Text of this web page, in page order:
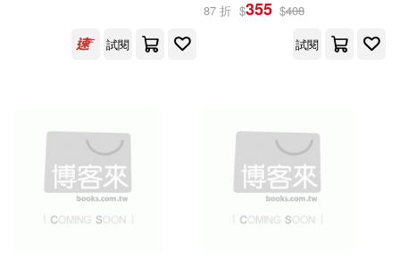
程恩富，顧海良（主編）(15)
中國辯證唯物主義研究會(14)
張大千(14)
張老師月刊雜誌(99)
南京大學出版社(98)
試閱
87 折 $355 $408
試閱